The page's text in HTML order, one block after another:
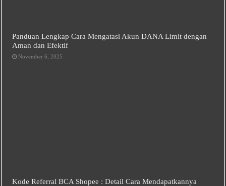
Panduan Lengkap Cara Mengatasi Akun DANA Limit dengan
Aman dan Efektif
November 6, 2025
Kode Referral BCA Shopee : Detail Cara Mendapatkannya